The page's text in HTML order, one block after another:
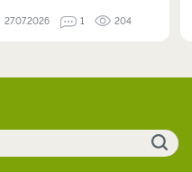
27.07.2026 1 204